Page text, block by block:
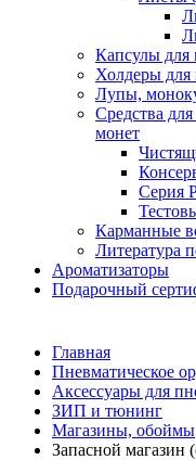
Капсулы для
Холдеры для
Лупы,
Средства
монет
Серия
Карманные
Литература
Ароматизаторы
Подарочный
Главная
Пневматическое
Аксессуары для
ЗИП и тюнинг
Магазины, обоймы
Запасной магазин